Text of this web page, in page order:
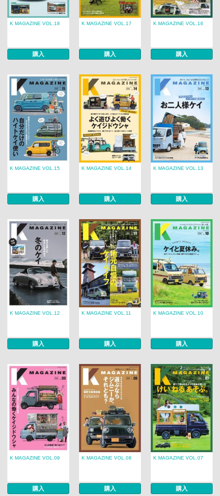
K MAGAZINE VOL.18
購入
K MAGAZINE VOL.17
購入
K MAGAZINE VOL.16
購入
K MAGAZINE VOL.15
購入
K MAGAZINE VOL.14
購入
K MAGAZINE VOL.13
購入
K MAGAZINE VOL.12
購入
K MAGAZINE VOL.11
購入
K MAGAZINE VOL.10
購入
K MAGAZINE VOL.09
購入
K MAGAZINE VOL.08
購入
K MAGAZINE VOL.07
購入